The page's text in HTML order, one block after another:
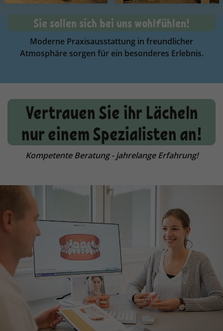
Sie sollen sich bei uns wohlfühlen!
Moderne Praxisausstattung in freundlicher
Atmosphäre sorgen für ein besonderes Erlebnis.
Vertrauen Sie ihr Lächeln
nur einem Spezialisten an!
Kompetente Beratung - jahrelange Erfahrung!